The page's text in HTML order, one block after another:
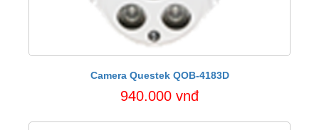
Camera Questek QOB-4183D
940.000 vnđ